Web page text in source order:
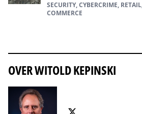
SECURITY, CYBERCRIME,
COMMERCE
OVER WITOLD KEPINSKI